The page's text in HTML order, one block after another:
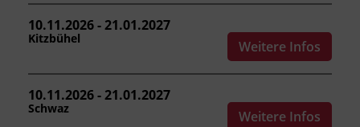
Kursformat
Präsenzunterricht
Leitung
Fachtrainer_in
10.11.2026 - 21.01.2027
Kitzbühel Weitere Infos
10.11.2026 - 21.01.2027
Schwaz Weitere Infos